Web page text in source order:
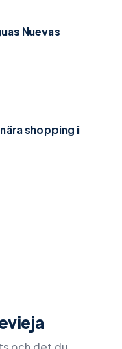
Nuevas
shopping i